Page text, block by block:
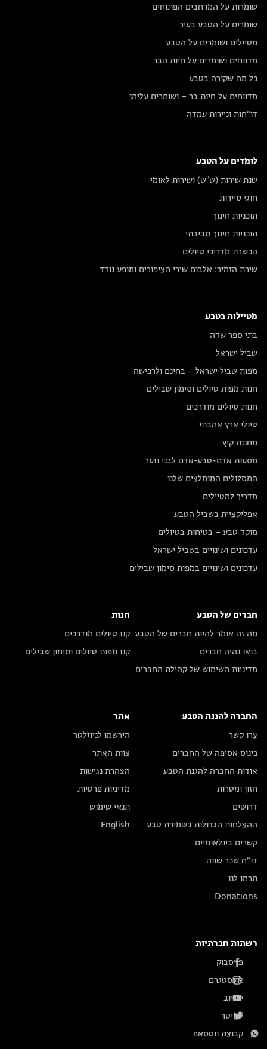
שומרות על המרחבים הפתוחים
שומרים על הטבע בעיר
מטיילים ושומרים על הטבע
מדווחים ושומרים על חיות הבר
כל מה שקורה בטבע
מדווחים על חיות בר – ושומרים עליהן
דו״חות וניירות עמדה
לומדים על הטבע
שנת שירות (ש"ש) ושירות לאומי
חוגי סיירות
תוכניות חינוך
תוכניות חינוך סביבתי
הכשרת מדריכי טיולים
שירת הזמיר: אלבום שירי הציפורים ומופע נודד
מטיילות בטבע
בתי ספר שדה
שביל ישראל
מפות שביל ישראל – בחינם ולרכישה
חנות מפות טיולים וסימון שבילים
חנות טיולים מודרכים
טיולי ארץ אהבתי
מחנות קיץ
מסעות אדם-טבע-אדם לבני נוער
המסלולים המומלצים שלנו
מדריך למטיילים
אפליקציית בשביל הטבע
מוקד טבע – בטיחות בטיולים
עדכונים ושינויים בשביל ישראל
עדכונים ושינויים במפות סימון שבילים
חברים של הטבע
מה זה אומר להיות חברים של הטבע
בואו נהיה חברים
מדיניות השימוש של קהילת החברים
חנות
קנו טיולים מודרכים
קנו מפות טיולים וסימון שבילים
החברה להגנת הטבע
צרו קשר
כינוס אסיפה של החברים
אודות החברה להגנת הטבע
חזון ומטרות
דרושים
ההצלחות הגדולות בשמירת טבע
קשרים בינלאומיים
דו״ח שכר שווה
תרמו לנו
Donations
אתר
הירשמו לניוזלטר
צוות האתר
הצהרת נגישות
מדיניות פרטיות
תנאי שימוש
English
רשתות חברתיות
פייסבוק
אינסטגרם
יוטיוב
טוויטר
קבוצת ווטסאפ